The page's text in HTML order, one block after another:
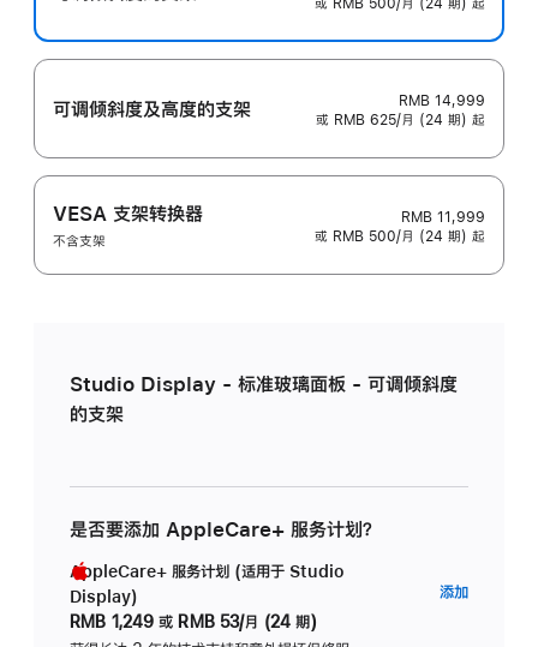
或 RMB 500/月 (24 期) 起
可调倾斜度及高‍度的支‍架
RMB 14,999
或 RMB 625/月 (24 期) 起
VESA 支架转换器
不含支架
RMB 11,999
或 RMB 500/月 (24 期) 起
Studio Display - 标准玻璃面板 - 可调倾斜度
的支架
是否要添加 AppleCare+ 服务计划？
AppleCare+ 服务计划 (适用于 Studio
Display)
RMB 1,249 或 RMB 53/月 (24 期)
添加